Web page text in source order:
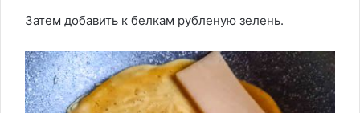
Затем добавить к белкам рубленую зелень.